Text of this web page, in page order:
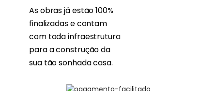
As obras já estão 100%
finalizadas e contam
com toda infraestrutura
para a construção da
sua tão sonhada casa.